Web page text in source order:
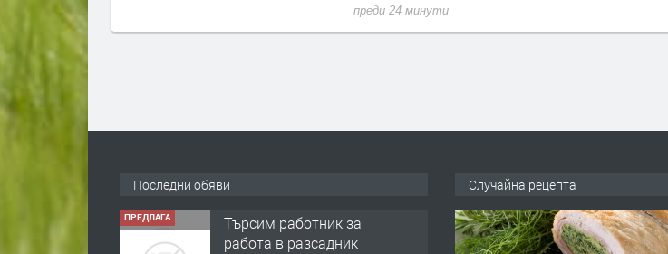
преди 24 минути
Последни обяви
ПРЕДЛАГА
Търсим работник за
работа в разсадник
Случайна рецепта